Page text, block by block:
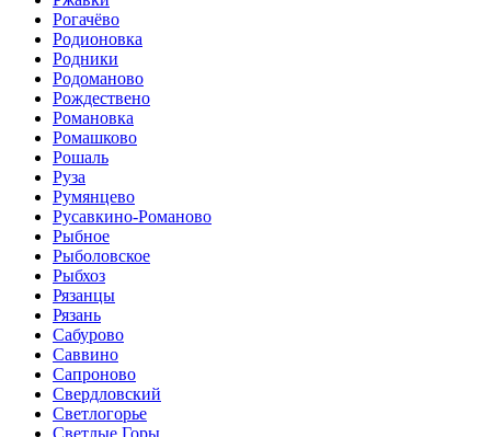
Рогачёво
Родионовка
Родники
Родоманово
Рождествено
Романовка
Ромашково
Рошаль
Руза
Румянцево
Русавкино-Романово
Рыбное
Рыболовское
Рыбхоз
Рязанцы
Рязань
Сабурово
Саввино
Сапроново
Свердловский
Светлогорье